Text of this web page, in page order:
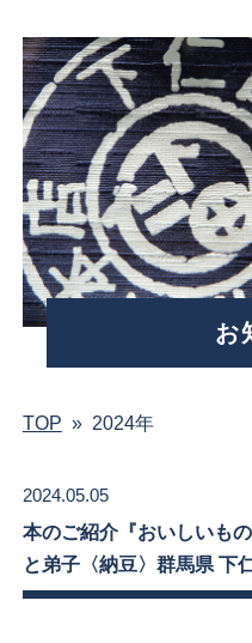
お
TOP » 2024年
2024.05.05
本のご紹介『おいしいも
と弟子〈納豆〉群馬県 下